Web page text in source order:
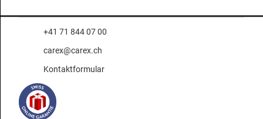
+41 71 844 07 00
carex@carex.ch
Kontaktformular